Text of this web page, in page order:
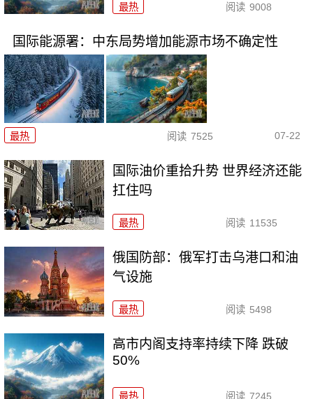
最热 阅读 9008
国际能源署：中东局势增加能源市场不确定性
最热 阅读 7525 07-22
国际油价重拾升势 世界经济还能
扛住吗
最热 阅读 11535
俄国防部：俄军打击乌港口和油
气设施
最热 阅读 5498
高市内阁支持率持续下降 跌破
50%
最热 阅读 7245